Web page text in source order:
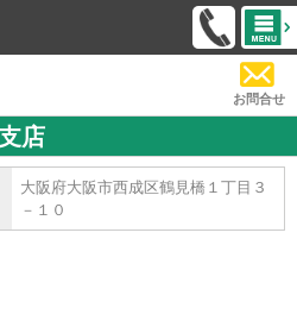
お問合せ
店
大阪府大阪市西成区鶴見橋１丁目３
－１０